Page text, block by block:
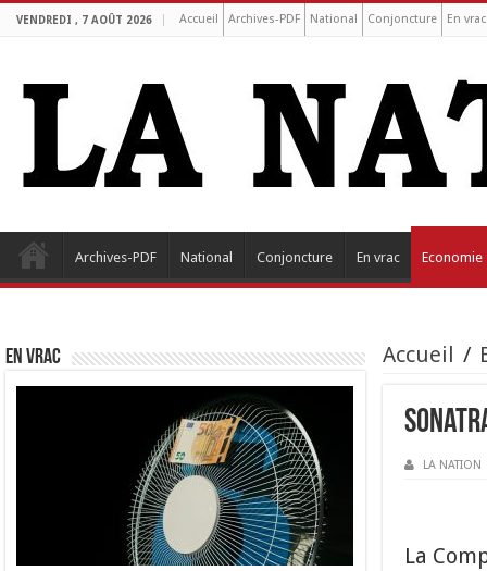
VENDREDI , 7 AOÛT 2026 Accueil Archives-PDF National Conjoncture En vrac
Archives-PDF National Conjoncture En vrac Economie
Accueil /
LA NATION
La
EN VRAC